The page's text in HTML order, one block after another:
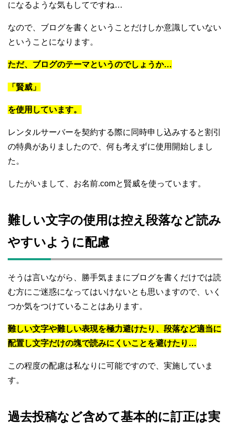
になるような気もしてですね…
なので、ブログを書くということだけしか意識していない
ということになります。
ただ、ブログのテーマというのでしょうか…
「賢威」
を使用しています。
レンタルサーバーを契約する際に同時申し込みすると割引
の特典がありましたので、何も考えずに使用開始しまし
た。
したがいまして、お名前.comと賢威を使っています。
難しい文字の使用は控え段落など読み
やすいように配慮
そうは言いながら、勝手気ままにブログを書くだけでは読
む方にご迷惑になってはいけないとも思いますので、いく
つか気をつけていることはあります。
難しい文字や難しい表現を極力避けたり、段落など適当に
配置し文字だけの塊で読みにくいことを避けたり…
この程度の配慮は私なりに可能ですので、実施していま
す。
過去投稿など含めて基本的に訂正は実